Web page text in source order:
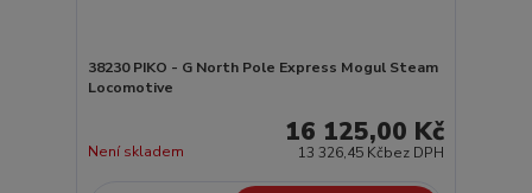
38230 PIKO - G North Pole Express Mogul Steam
Locomotive
16 125,00 Kč
13 326,45 Kčbez DPH
Není skladem